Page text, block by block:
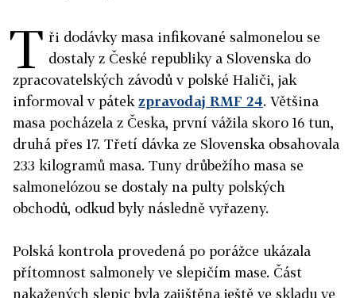
T ři dodávky masa infikované salmonelou se
dostaly z České republiky a Slovenska do
zpracovatelských závodů v polské Haliči, jak
informoval v pátek zpravodaj RMF 24. Většina
masa pocházela z Česka, první vážila skoro 16 tun,
druhá přes 17. Třetí dávka ze Slovenska obsahovala
233 kilogramů masa. Tuny drůbežího masa se
salmonelózou se dostaly na pulty polských
obchodů, odkud byly následně vyřazeny.
Polská kontrola provedená po porážce ukázala
přítomnost salmonely ve slepičím mase. Část
nakažených slepic byla zajištěna ještě ve skladu ve